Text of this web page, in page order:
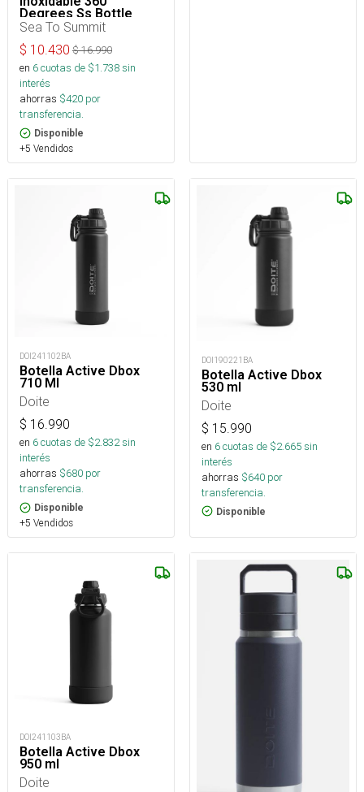
Degrees Ss Bottle
1000Ml
Sea To Summit
$ 10.430 $16.990
en 6cuotas de $1.738sin
interés
ahorras $420 por
transferencia.
Disponible
+5 Vendidos
DOI241102BA
Botella Active Dbox
710 Ml
Doite
$ 16.990
en 6cuotas de $2.832sin
interés
ahorras $680 por
transferencia.
Disponible
+5 Vendidos
DOI190221BA
Botella Active Dbox
530 ml
Doite
$ 15.990
en 6cuotas de $2.665sin
interés
ahorras $640 por
transferencia.
Disponible
DOI241103BA
Botella Active Dbox
950 ml
Doite